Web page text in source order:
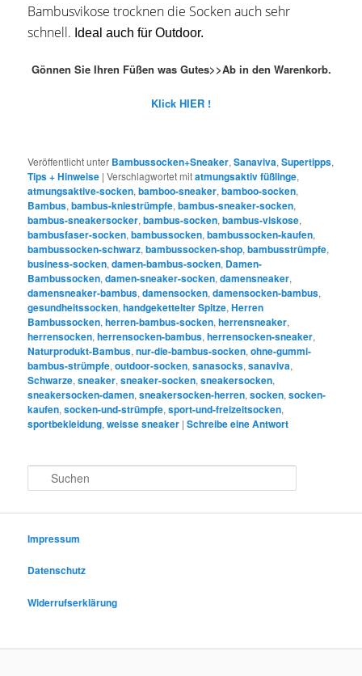
Bambusvikose trocknen die Socken auch sehr
schnell. Ideal auch für Outdoor.
Gönnen Sie Ihren Füßen was Gutes>>Ab in den Warenkorb.
Klick HIER !
Veröffentlicht unter Bambussocken+Sneaker,Sanaviva,Supertipps,
Tips + Hinweise |Verschlagwortet mitatmungsaktiv füßlinge,
atmungsaktive-socken,bamboo-sneaker,bamboo-socken,
Bambus,bambus-kniestrümpfe,bambus-sneaker-socken,
bambus-sneakersocker,bambus-socken,bambus-viskose,
bambusfaser-socken,bambussocken,bambussocken-kaufen,
bambussocken-schwarz,bambussocken-shop,bambusstrümpfe,
business-socken,damen-bambus-socken, Damen-
Bambussocken,damen-sneaker-socken,damensneaker,
damensneaker-bambus,damensocken,damensocken-bambus,
gesundheitssocken,handgekettelter Spitze,Herren
Bambussocken,herren-bambus-socken,herrensneaker,
herrensocken,herrensocken-bambus,herrensocken-sneaker,
Naturprodukt-Bambus,nur-die-bambus-socken,ohne-gummi-
bambus-strümpfe,outdoor-socken,sanasocks,sanaviva,
Schwarze,sneaker,sneaker-socken,sneakersocken,
sneakersocken-damen,sneakersocken-herren,socken,socken-
kaufen,socken-und-strümpfe,sport-und-freizeitsocken,
sportbekleidung,weisse sneaker |Schreibe eine Antwort
u
e
Impressum
Datenschutz
Widerrufserklärung